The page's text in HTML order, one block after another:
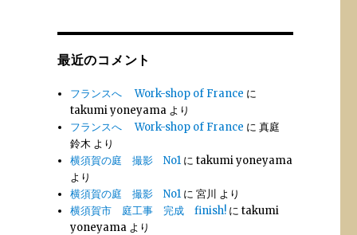
最近のコメント
フランスへ Work-shop of France に
takumi yoneyama より
フランスへ Work-shop of France に真庭
鈴木 より
横須賀の庭 撮影 No1 にtakumi yoneyama
より
横須賀の庭 撮影 No1 に宮川 より
横須賀市 庭工事 完成 finish! にtakumi
yoneyama より